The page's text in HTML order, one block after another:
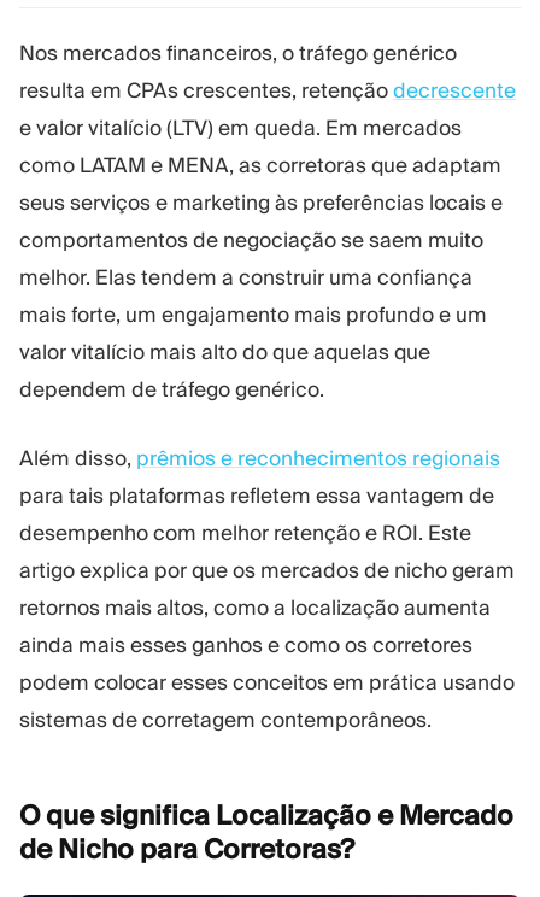
Nos mercados financeiros, o tráfego genérico
resulta em CPAs crescentes, retençãodecrescente
e valor vitalício (LTV) em queda. Em mercados
como LATAM e MENA, as corretoras que adaptam
seus serviços e marketing às preferências locais e
comportamentos de negociação se saem muito
melhor. Elas tendem a construir uma confiança
mais forte, um engajamento mais profundo e um
valor vitalício mais alto do que aquelas que
dependem de tráfego genérico.
Além disso, prêmios e reconhecimentos regionais
para tais plataformas refletem essa vantagem de
desempenho com melhor retenção e ROI. Este
artigo explica por que os mercados de nicho geram
retornos mais altos, como a localização aumenta
ainda mais esses ganhos e como os corretores
podem colocar esses conceitos em prática usando
sistemas de corretagem contemporâneos.
O que significa Localização e Mercado
de Nicho para Corretoras?
RECURSOS
Guia de marketing
Blog
Glossário
Calculadora de lucro
Plano de negócios
MAIS
Sobre nós
Equipe
Eventos
Números
Notícias da empresa
Carreiras
Sustentabilidade
SIGA-NOS